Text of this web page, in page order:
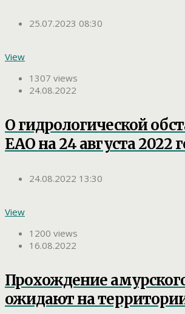
25.07.2023 08:30
View
1307 views
24.08.2022
О гидрологической
ЕАО на 24 августа 2022
24.08.2022 13:30
View
1200 views
16.08.2022
Прохождение
ожидают на